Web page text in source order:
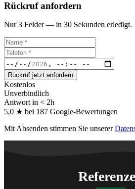
Rückruf anfordern
Nur 3 Felder — in 30 Sekunden erledigt.
Rückruf jetzt anfordern
Kostenlos
Unverbindlich
Antwort in < 2h
5,0 ★ bei 187 Google-Bewertungen
Mit Absenden stimmen Sie unserer